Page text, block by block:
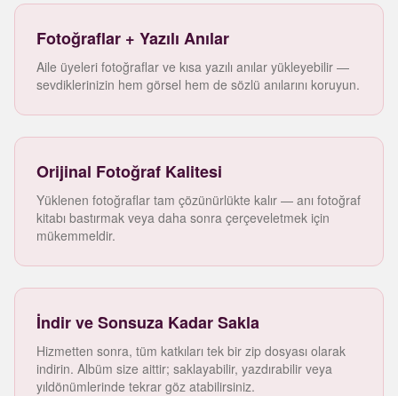
Fotoğraflar + Yazılı Anılar
Aile üyeleri fotoğraflar ve kısa yazılı anılar yükleyebilir —
sevdiklerinizin hem görsel hem de sözlü anılarını koruyun.
Orijinal Fotoğraf Kalitesi
Yüklenen fotoğraflar tam çözünürlükte kalır — anı fotoğraf
kitabı bastırmak veya daha sonra çerçeveletmek için
mükemmeldir.
İndir ve Sonsuza Kadar Sakla
Hizmetten sonra, tüm katkıları tek bir zip dosyası olarak
indirin. Albüm size aittir; saklayabilir, yazdırabilir veya
yıldönümlerinde tekrar göz atabilirsiniz.